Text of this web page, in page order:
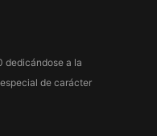
dedicándose a la
de carácter